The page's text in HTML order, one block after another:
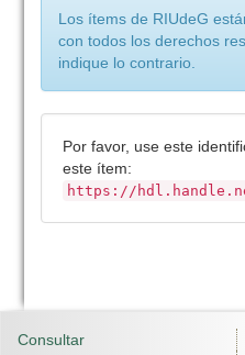
Los ítems de RIUdeG
con todos los derechos
indique lo contrario.
Por favor, use este
este ítem:
https://
Consultar